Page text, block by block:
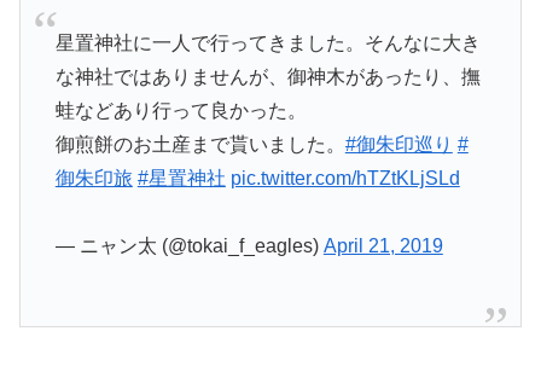
星置神社に一人で行ってきました。そんなに大き
な神社ではありませんが、御神木があったり、撫
蛙などあり行って良かった。
御煎餅のお土産まで貰いました。 #御朱印巡り #
御朱印旅 #星置神社 pic.twitter.com/hTZtKLjSLd
— ニャン太 (@tokai_f_eagles) April 21, 2019